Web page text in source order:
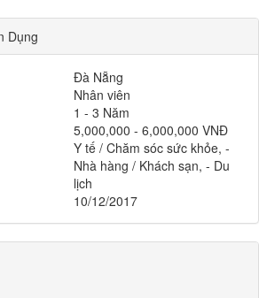
Dụng
Đà Nẵng
Nhân viên
1 - 3 Năm
5,000,000 - 6,000,000 VNĐ
Y tế / Chăm sóc sức khỏe, -
Nhà hàng / Khách sạn, - Du
lịch
10/12/2017